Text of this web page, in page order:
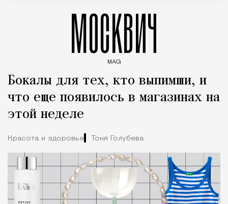
МОСКВИЧ
MAG
Бокалы для тех, кто выпимши, и
что еще появилось в магазинах на
этой неделе
Красота и здоровье Тоня Голубева